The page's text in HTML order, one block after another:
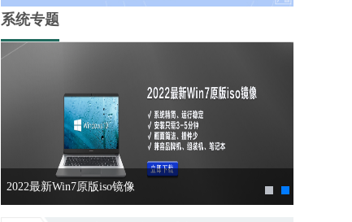
拳皇97金手指版是一款经典的格斗游戏，曾经在街机上风靡一时，如今通过手机版带给玩家们全新的游戏体验。游戏延续了拳皇系列的经典元素，包括大蛇、八神庵、草薙京、不知火舞等角色，让玩家们可以再次感受到童年时代的激情。
系统专题
2022最新Win7原版iso镜像